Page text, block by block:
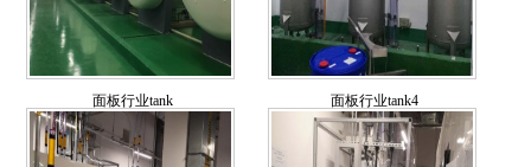
面板行业tank 面板行业tank4